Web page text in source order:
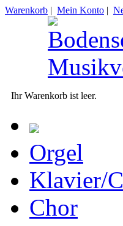
Warenkorb | Mein Konto |
Ihr Warenkorb ist leer.
Orgel
Klavier/
Chor